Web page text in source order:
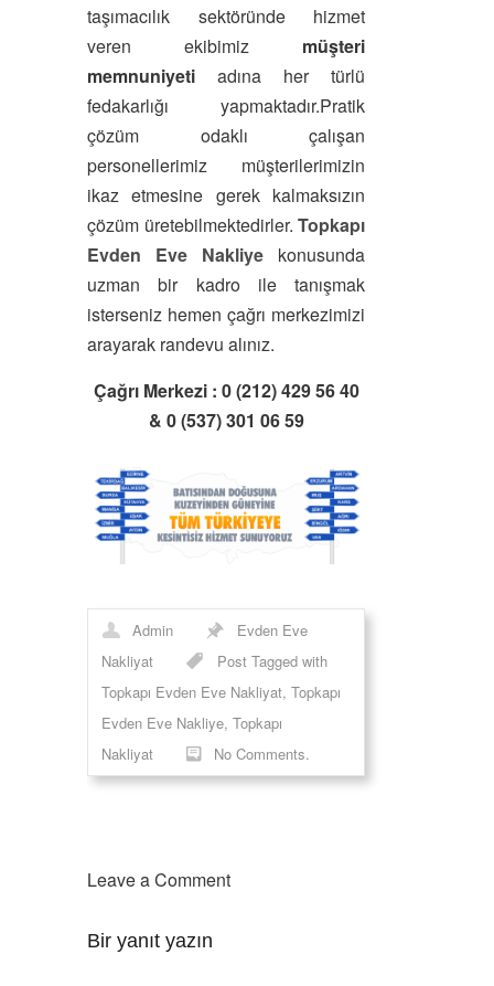
taşımacılık sektöründe hizmet
veren ekibimiz müşteri
memnuniyeti adına her türlü
fedakarlığı yapmaktadır.Pratik
çözüm odaklı çalışan
personellerimiz müşterilerimizin
ikaz etmesine gerek kalmaksızın
çözüm üretebilmektedirler.Topkapı
Evden Eve Nakliye konusunda
uzman bir kadro ile tanışmak
isterseniz hemen çağrı merkezimizi
arayarak randevu alınız.
Çağrı Merkezi : 0 (212) 429 56 40
& 0 (537) 301 06 59
Admin
Evden Eve
Nakliyat
Post Tagged with
Topkapı Evden Eve Nakliyat, Topkapı
Evden Eve Nakliye, Topkapı
Nakliyat
No Comments.
Leave a Comment
Bir yanıt yazın